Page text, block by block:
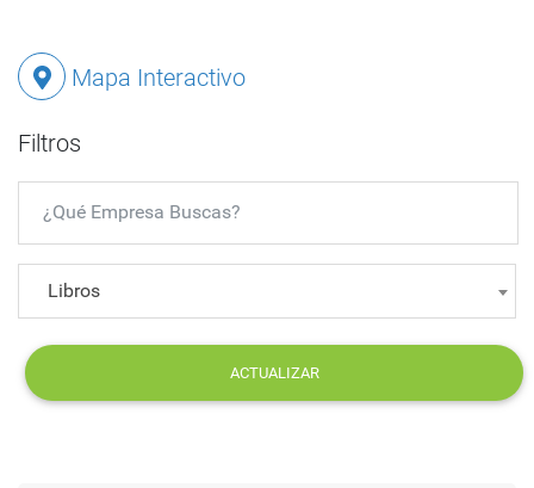
Mapa Interactivo
Filtros
Libros
ACTUALIZAR